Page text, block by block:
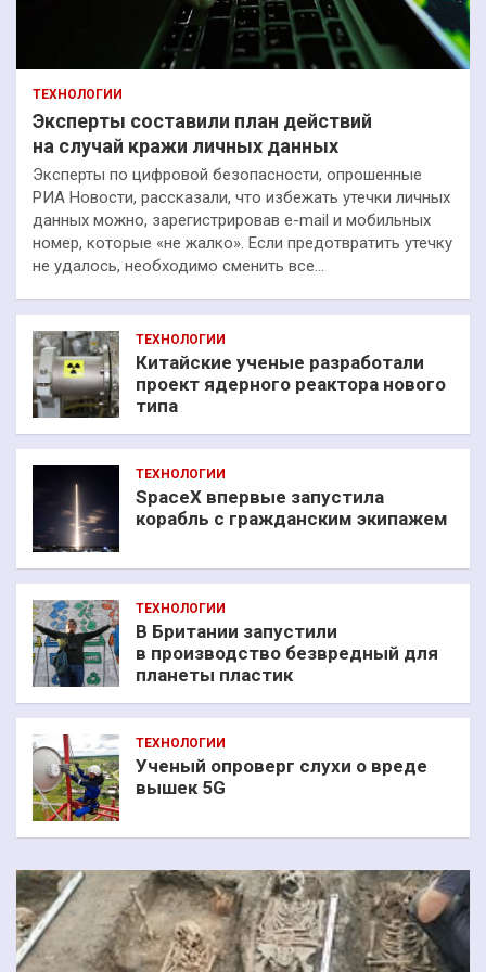
ТЕХНОЛОГИИ
Эксперты составили план действий
на случай кражи личных данных
Эксперты по цифровой безопасности, опрошенные
РИА Новости, рассказали, что избежать утечки личных
данных можно, зарегистрировав e-mail и мобильных
номер, которые «не жалко». Если предотвратить утечку
не удалось, необходимо сменить все…
ТЕХНОЛОГИИ
Китайские ученые разработали
проект ядерного реактора нового
типа
ТЕХНОЛОГИИ
SpaceX впервые запустила
корабль с гражданским экипажем
ТЕХНОЛОГИИ
В Британии запустили
в производство безвредный для
планеты пластик
ТЕХНОЛОГИИ
Ученый опроверг слухи о вреде
вышек 5G